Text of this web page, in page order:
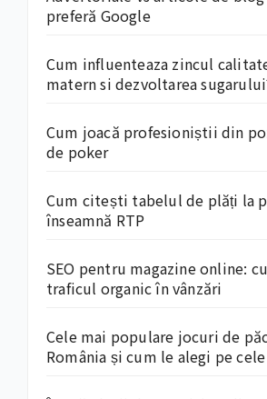
preferă Google
Cum influenteaza zincul
matern si dezvoltarea
Cum joacă profesioniștii din
de poker
Cum citești tabelul de plăți la
înseamnă RTP
SEO pentru magazine online:
traficul organic în vânzări
Cele mai populare jocuri de
România și cum le alegi pe